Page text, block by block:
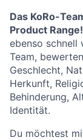
Das KoRo-
Product Range!
ebenso schnell
Team,
Geschlecht,
Herkunft,
Behinderung,
Identität.
Du möchtest